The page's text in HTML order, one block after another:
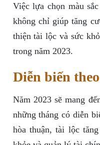
Việc lựa chọn màu
không chỉ giúp tăng
thiện tài lộc và sức
trong năm 2023.
Diễn biến
Năm 2023 sẽ mang
những tháng có diễn
hòa thuận, tài lộc